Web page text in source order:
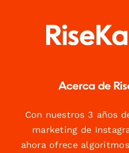
Acerca de
Con nuestros 3 años
marketing de
ahora ofrece